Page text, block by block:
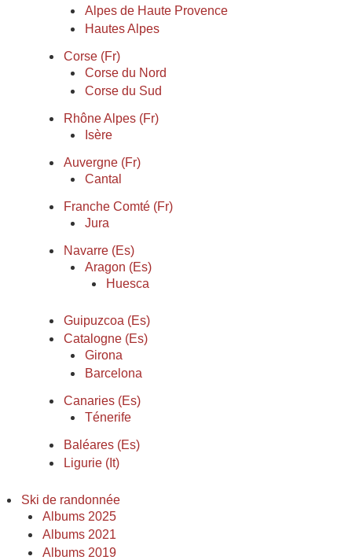
Alpes de Haute Provence
Hautes Alpes
Corse (Fr)
Corse du Nord
Corse du Sud
Rhône Alpes (Fr)
Isère
Auvergne (Fr)
Cantal
Franche Comté (Fr)
Jura
Navarre (Es)
Aragon (Es)
Huesca
Guipuzcoa (Es)
Catalogne (Es)
Girona
Barcelona
Canaries (Es)
Ténerife
Baléares (Es)
Ligurie (It)
Ski de randonnée
Albums 2025
Albums 2021
Albums 2019